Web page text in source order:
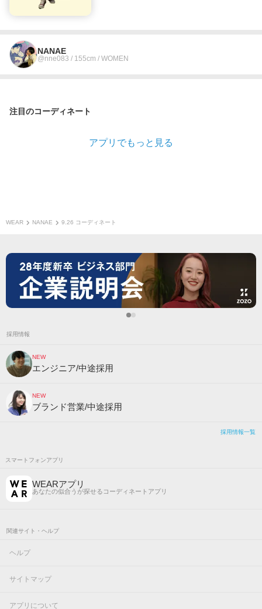
NANAE
@nne083 / 155cm / WOMEN
注目のコーディネート
アプリでもっと見る
WEAR NANAE 9.26 コーディネート
採用情報
NEW
エンジニア/中途採用
NEW
ブランド営業/中途採用
採用情報一覧
スマートフォンアプリ
WEARアプリ
あなたの似合うが探せるコーディネートアプリ
関連サイト・ヘルプ
ヘルプ
サイトマップ
アプリについて